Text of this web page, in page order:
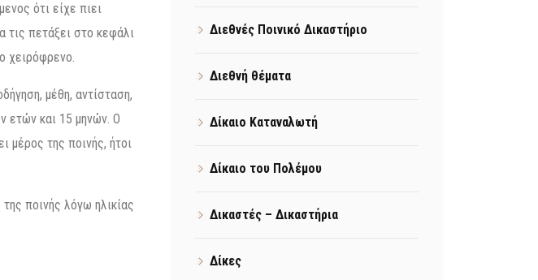
ότι είχε πιει
τις πετάξει στο κεφάλι
χειρόφρενο.
μέθη, αντίσταση,
ετών και 15 μηνών. Ο
μέρος της ποινής, ήτοι
ποινής λόγω ηλικίας
Διεθνές Ποινικό Δικαστήριο
Διεθνή θέματα
Δίκαιο Καταναλωτή
Δίκαιο του Πολέμου
Δικαστές – Δικαστήρια
Δίκες